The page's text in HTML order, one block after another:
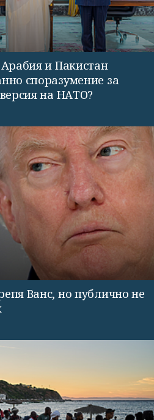
и Пакистан
споразумение за
на НАТО?
Ванс, но публично не